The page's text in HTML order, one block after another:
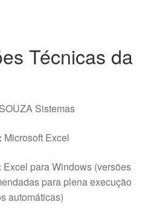
Técnicas da
SOUZA Sistemas
Microsoft Excel
Excel para Windows (versões
para plena execução
automáticas)